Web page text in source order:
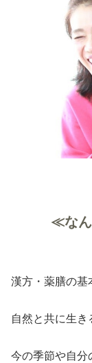
≪なん
漢方・薬膳の基
自然と共に生き
今の季節や自分